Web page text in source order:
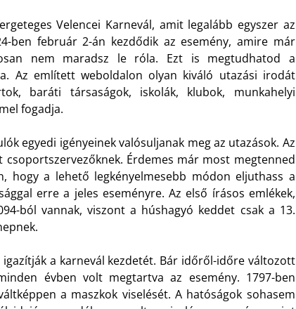
Velencei Karnevál, amit legalább egyszer az
ben február 2-án kezdődik az esemény, amire már
nem maradsz le róla. Ezt is megtudhatod a
Az említett weboldalon olyan kiváló utazási irodát
baráti társaságok, iskolák, klubok, munkahelyi
fogadja.
egyedi igényeinek valósuljanak meg az utazások. Az
Érdemes már most megtenned
hogy a lehető legkényelmesebb módon eljuthass a
erre a jeles eseményre. Az első írásos emlékek,
ból vannak, viszont a húshagyó keddet csak a 13.
a karnevál kezdetét. Bár időről-időre változott
évben volt megtartva az esemény. 1797-ben
a maszkok viselését. A hatóságok sohasem